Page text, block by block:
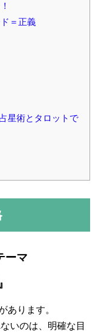
＝正義
星術とタロットで
ーマ
あります。
いのは、明確な目